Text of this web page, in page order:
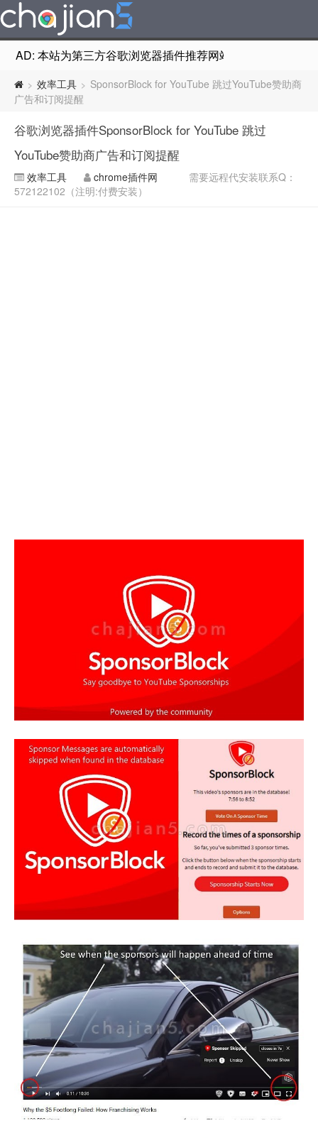
AD: 本站为第三方谷歌浏览器插件推荐网站，非Google
> 效率工具 > SponsorBlock for YouTube 跳过YouTube赞助商
广告和订阅提醒
谷歌浏览器插件SponsorBlock for YouTube 跳过
YouTube赞助商广告和订阅提醒
效率工具 chrome插件网
需要远程代安装联系Q：
572122102（注明:付费安装）